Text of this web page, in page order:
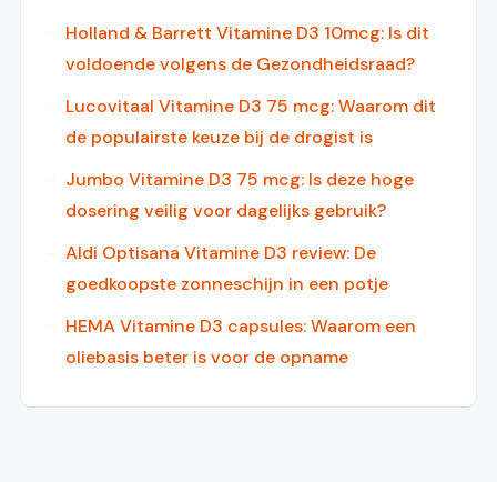
Holland & Barrett Vitamine D3 10mcg: Is dit
voldoende volgens de Gezondheidsraad?
Lucovitaal Vitamine D3 75 mcg: Waarom dit
de populairste keuze bij de drogist is
Jumbo Vitamine D3 75 mcg: Is deze hoge
dosering veilig voor dagelijks gebruik?
Aldi Optisana Vitamine D3 review: De
goedkoopste zonneschijn in een potje
HEMA Vitamine D3 capsules: Waarom een
oliebasis beter is voor de opname